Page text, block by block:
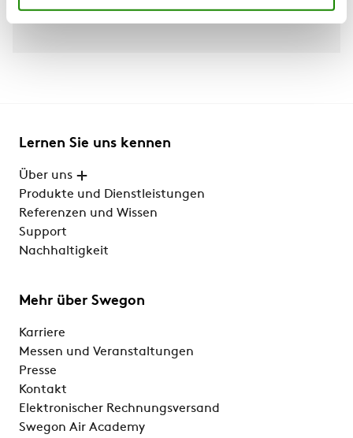
Lernen Sie uns kennen
Über uns
Produkte und Dienstleistungen
Referenzen und Wissen
Support
Nachhaltigkeit
Mehr über Swegon
Karriere
Messen und Veranstaltungen
Presse
Kontakt
Elektronischer Rechnungsversand
Swegon Air Academy